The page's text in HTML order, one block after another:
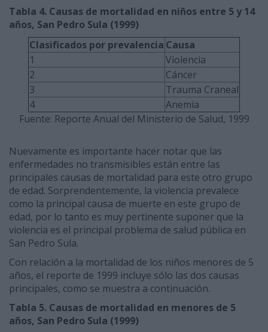
Tabla 4. Causas de mortalidad en niños entre 5 y 14
años, San Pedro Sula (1999)
Clasificados por prevalencia Causa
1
Violencia
2
Cáncer
3
Trauma Craneal
4
Anemia
Fuente: Reporte Anual del Ministerio de Salud, 1999
Nuevamente es importante hacer notar que las
enfermedades no transmisibles están entre las
principales causas de mortalidad para este otro grupo
de edad. Sorprendentemente, la violencia prevalece
como la principal causa de muerte en este grupo de
edad, por lo tanto es muy pertinente suponer que la
violencia es el principal problema de salud pública en
San Pedro Sula.
Con relación a la mortalidad de los niños menores de 5
años, el reporte de 1999 incluye sólo las dos causas
principales, como se muestra a continuación.
Tabla 5. Causas de mortalidad en menores de 5
años, San Pedro Sula (1999)